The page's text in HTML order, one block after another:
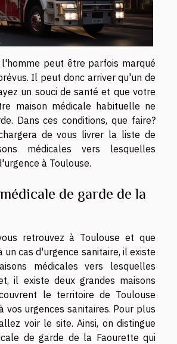
l'homme peut être parfois marqué
Il peut donc arriver qu'un de
un souci de santé et que votre
maison médicale habituelle ne
Dans ces conditions, que faire?
de vous livrer la liste de
médicales vers lesquelles
à Toulouse.
de garde de la
retrouvez à Toulouse et que
un cas d'urgence sanitaire, il existe
médicales vers lesquelles
il existe deux grandes maisons
le territoire de Toulouse
vos urgences sanitaires. Pour plus
voir le site. Ainsi, on distingue
de garde de la Faourette qui